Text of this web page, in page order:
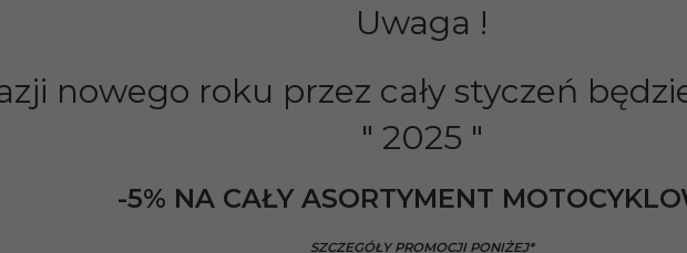
Uwaga !
nowego roku przez cały styczeń
" 2025 "
-5% NA CAŁY ASORTYMENT
SZCZEGÓŁY PROMOCJI PONIŻEJ*